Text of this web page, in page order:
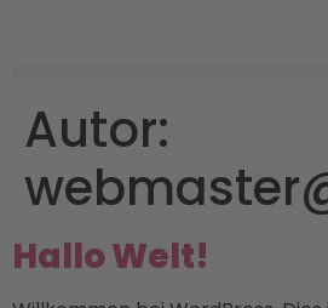
Autor:
Hallo Welt!